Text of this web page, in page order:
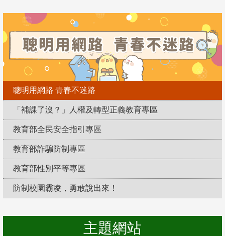
聰明用網路 青春不迷路
「補課了沒？」人權及轉型正義教育專區
教育部全民安全指引專區
教育部詐騙防制專區
教育部性別平等專區
防制校園霸凌，勇敢說出來！
主題網站